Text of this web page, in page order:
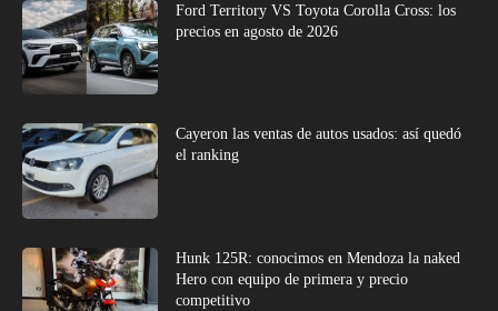
Ford Territory VS Toyota Corolla Cross: los
precios en agosto de 2026
Cayeron las ventas de autos usados: así quedó
el ranking
Hunk 125R: conocimos en Mendoza la naked
Hero con equipo de primera y precio
competitivo